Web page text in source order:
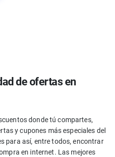
de ofertas en
donde tú compartes,
y cupones más especiales del
para así, entre todos, encontrar
en internet. Las mejores